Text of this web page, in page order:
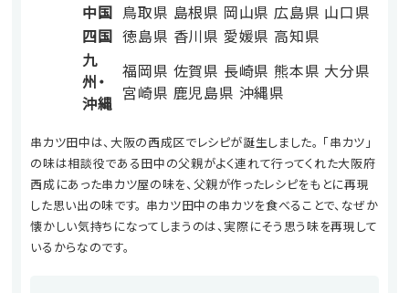
中国 鳥取県 島根県 岡山県 広島県 山口県
四国 徳島県 香川県 愛媛県 高知県
九
州・
沖縄
福岡県 佐賀県 長崎県 熊本県 大分県
宮崎県 鹿児島県 沖縄県
串カツ田中は、大阪の西成区でレシピが誕生しました。 「串カツ」
の味は相談役である田中の父親がよく連れて行ってくれた大阪府
西成にあった串カツ屋の味を、父親が作ったレシピをもとに再現
した思い出の味です。 串カツ田中の串カツを食べることで、なぜか
懐かしい気持ちになってしまうのは、実際にそう思う味を再現して
いるからなのです。